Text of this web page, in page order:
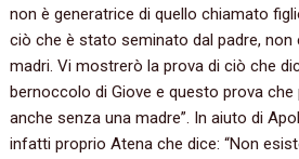
non è generatrice di quello chiamato
ciò che è stato seminato dal padre,
madri. Vi mostrerò la prova di ciò che
bernoccolo di Giove e questo prova
anche senza una madre”. In aiuto di
infatti proprio Atena che dice: “Non